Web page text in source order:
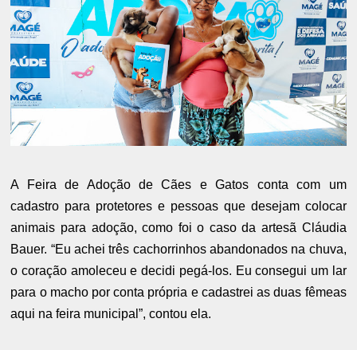
A Feira de Adoção de Cães e Gatos conta com um
cadastro para protetores e pessoas que desejam colocar
animais para adoção, como foi o caso da artesã Cláudia
Bauer. “Eu achei três cachorrinhos abandonados na chuva,
o coração amoleceu e decidi pegá-los. Eu consegui um lar
para o macho por conta própria e cadastrei as duas fêmeas
aqui na feira municipal”, contou ela.